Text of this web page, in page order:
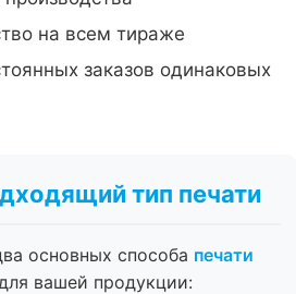
на всем тираже
заказов одинаковых
тип печати
основных способа печати
вашей продукции: